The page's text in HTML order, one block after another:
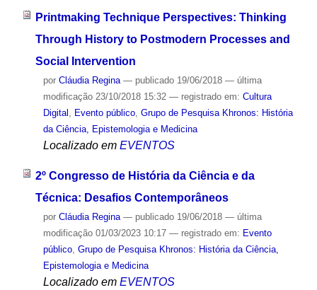
Printmaking Technique Perspectives: Thinking
Through History to Postmodern Processes and
Social Intervention
por Cláudia Regina — publicado19/06/2018 — última
modificação23/10/2018 15:32 — registrado em: Cultura
Digital , Evento público, Grupo de Pesquisa Khronos: História
da Ciência, Epistemologia e Medicina
Localizado em EVENTOS
2º Congresso de História da Ciência e da
Técnica: Desafios Contemporâneos
por Cláudia Regina — publicado19/06/2018 — última
modificação01/03/2023 10:17 — registrado em: Evento
público, Grupo de Pesquisa Khronos: História da Ciência,
Epistemologia e Medicina
Localizado em EVENTOS